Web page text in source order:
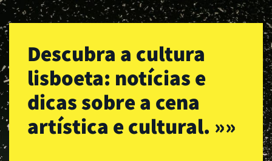
Descubra a cultura
lisboeta: notícias e
dicas sobre a cena
artística e cultural. »»